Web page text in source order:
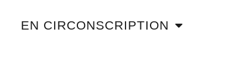
EN CIRCONSCRIPTION